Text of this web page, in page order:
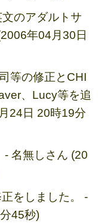
文のアダルトサ
年04月30日
等の修正とCHI
、Lucy等を追
24日 20時19分
- 名無しさん (20
をしました。 -
45秒)